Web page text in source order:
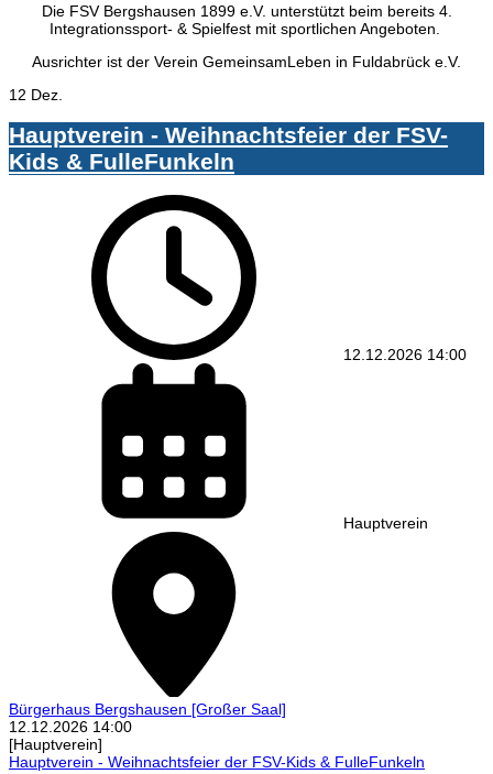
Die FSV Bergshausen 1899 e.V. unterstützt beim bereits 4.
Integrationssport- & Spielfest mit sportlichen Angeboten.
Ausrichter ist der Verein GemeinsamLeben in Fuldabrück e.V.
12 Dez.
Hauptverein - Weihnachtsfeier der FSV-
Kids & FulleFunkeln
12.12.2026 14:00
Hauptverein
Bürgerhaus Bergshausen [Großer Saal]
12.12.2026 14:00
[Hauptverein]
Hauptverein - Weihnachtsfeier der FSV-Kids & FulleFunkeln